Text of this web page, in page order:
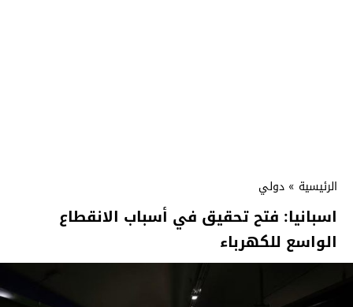
الرئيسية » دولي
اسبانيا: فتح تحقيق في أسباب الانقطاع
الواسع للكهرباء